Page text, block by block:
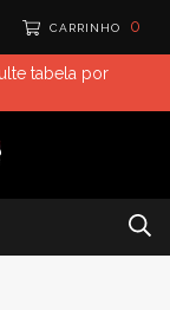
CARRINHO 0
tabela por